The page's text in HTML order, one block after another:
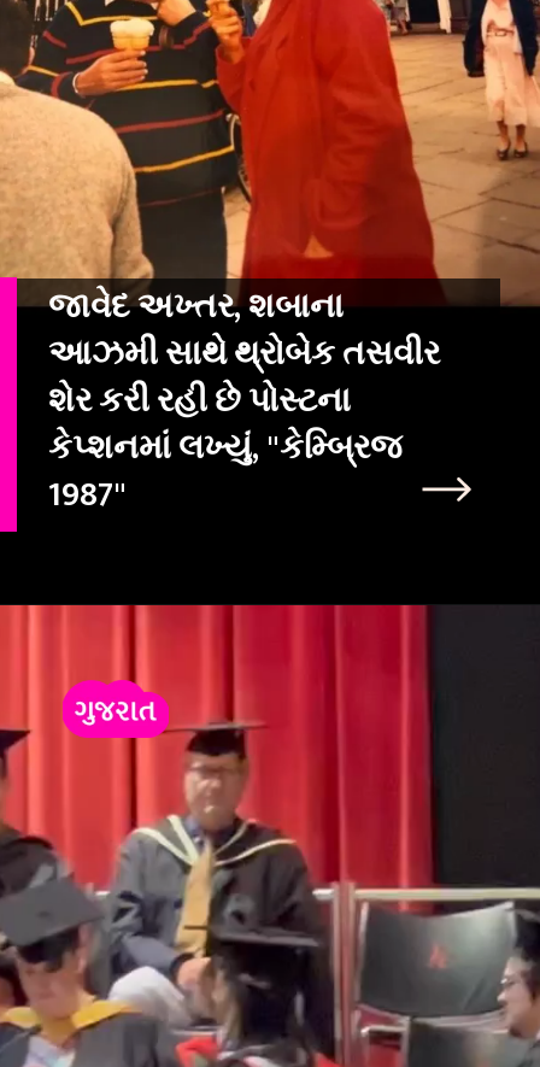
જાવેદ અખ્તર, શબાના
આઝમી સાથે થ્રોબેક તસવીર
શેર કરી રહી છે પોસ્ટના
કેપ્શનમાં લખ્યું, "કેમ્બ્રિજ